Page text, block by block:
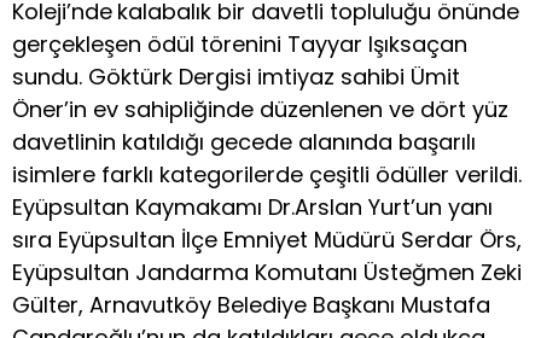
Koleji’nde kalabalık bir davetli topluluğu önünde
gerçekleşen ödül törenini Tayyar Işıksaçan
sundu. Göktürk Dergisi imtiyaz sahibi Ümit
Öner’in ev sahipliğinde düzenlenen ve dört yüz
davetlinin katıldığı gecede alanında başarılı
isimlere farklı kategorilerde çeşitli ödüller verildi.
Eyüpsultan Kaymakamı Dr.Arslan Yurt’un yanı
sıra Eyüpsultan İlçe Emniyet Müdürü Serdar Örs,
Eyüpsultan Jandarma Komutanı Üsteğmen Zeki
Gülter, Arnavutköy Belediye Başkanı Mustafa